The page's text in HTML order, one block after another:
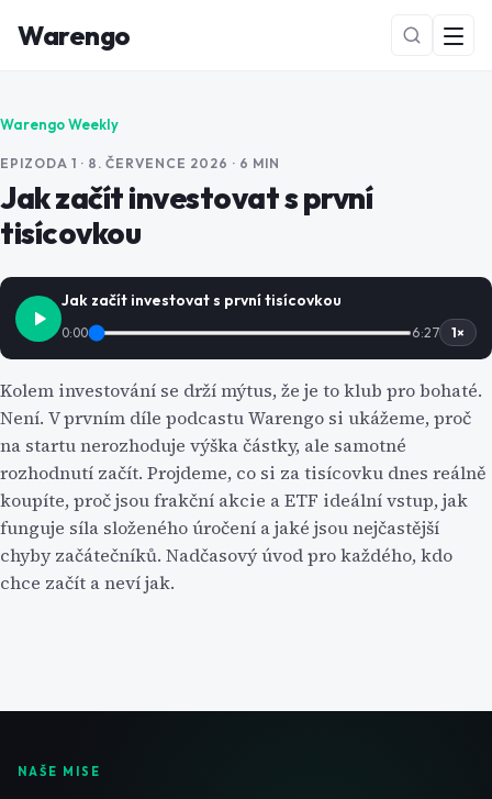
Warengo
Warengo Weekly
EPIZODA 1 · 8. ČERVENCE 2026 · 6 MIN
Jak začít investovat s první
tisícovkou
Jak začít investovat s první tisícovkou
0:00 6:27 1×
Kolem investování se drží mýtus, že je to klub pro bohaté.
Není. V prvním díle podcastu Warengo si ukážeme, proč
na startu nerozhoduje výška částky, ale samotné
rozhodnutí začít. Projdeme, co si za tisícovku dnes reálně
koupíte, proč jsou frakční akcie a ETF ideální vstup, jak
funguje síla složeného úročení a jaké jsou nejčastější
chyby začátečníků. Nadčasový úvod pro každého, kdo
chce začít a neví jak.
NAŠE MISE